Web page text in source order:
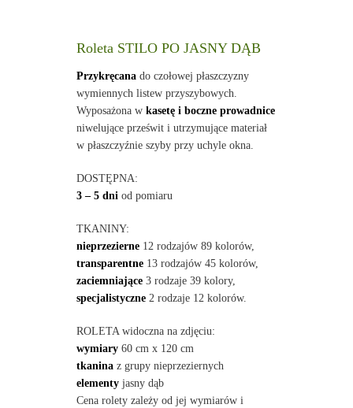
Roleta STILO PO JASNY DĄB
Przykręcanado czołowej płaszczyzny
wymiennych listew przyszybowych.
Wyposażona w kasetę i boczne prowadnice
niwelujące prześwit i utrzymujące materiał
w płaszczyźnie szyby przy uchyle okna.
DOSTĘPNA:
3 – 5 dniod pomiaru
TKANINY:
nieprzezierne12 rodzajów 89 kolorów,
transparentne13 rodzajów 45 kolorów,
zaciemniające3 rodzaje 39 kolory,
specjalistyczne2 rodzaje 12 kolorów.
ROLETA widoczna na zdjęciu:
wymiary60 cm x 120 cm
tkaninaz grupy nieprzeziernych
elementyjasny dąb
Cena rolety zależy od jej wymiarów i